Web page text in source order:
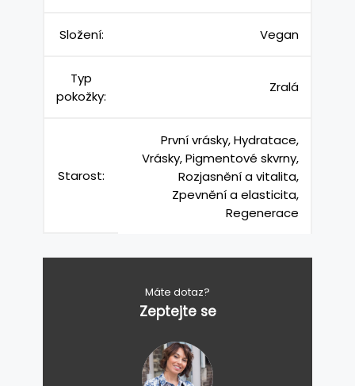
Složení: Vegan
Typ
pokožky:
Zralá
Starost:
První vrásky, Hydratace,
Vrásky, Pigmentové skvrny,
Rozjasnění a vitalita,
Zpevnění a elasticita,
Regenerace
Máte dotaz?
Zeptejte se